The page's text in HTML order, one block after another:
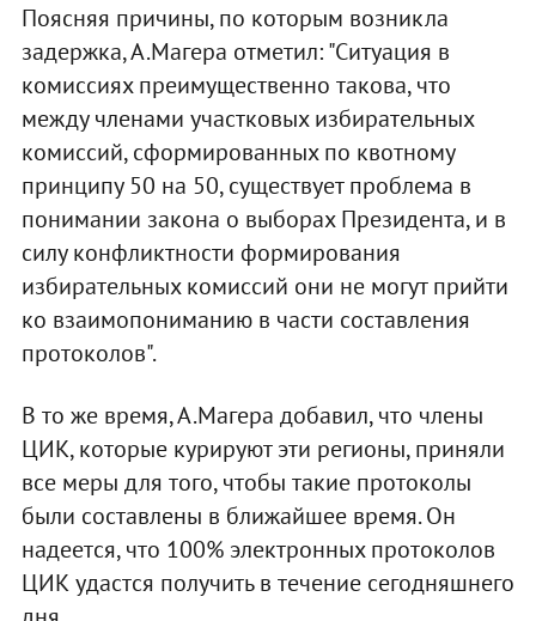
Поясняя причины, по которым возникла
задержка, А.Магера отметил: "Ситуация в
комиссиях преимущественно такова, что
между членами участковых избирательных
комиссий, сформированных по квотному
принципу 50 на 50, существует проблема в
понимании закона о выборах Президента, и в
силу конфликтности формирования
избирательных комиссий они не могут прийти
ко взаимопониманию в части составления
протоколов".
В то же время, А.Магера добавил, что члены
ЦИК, которые курируют эти регионы, приняли
все меры для того, чтобы такие протоколы
были составлены в ближайшее время. Он
надеется, что 100% электронных протоколов
ЦИК удастся получить в течение сегодняшнего